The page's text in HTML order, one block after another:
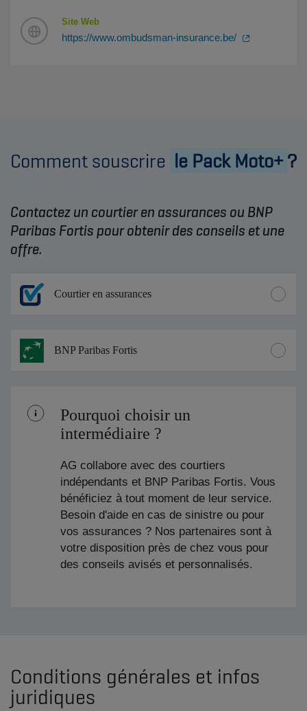
Site Web
https://www.ombudsman-insurance.be/
Comment souscrire le Pack Moto+?
Conditions générales et infos
juridiques